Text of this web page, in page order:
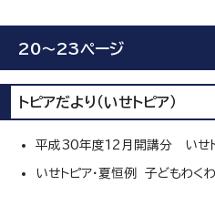
20～23ページ
トピアだより（いせトピア）
平成30年度12月開講分 いせト
いせトピア・夏恒例 子どもわく